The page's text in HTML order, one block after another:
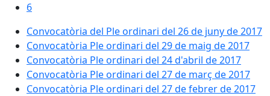
6
Convocatòria del Ple ordinari del 26 de juny de 2017
Convocatòria Ple ordinari del 29 de maig de 2017
Convocatòria Ple ordinari del 24 d'abril de 2017
Convocatòria Ple ordinari del 27 de març de 2017
Convocatòria Ple ordinari del 27 de febrer de 2017